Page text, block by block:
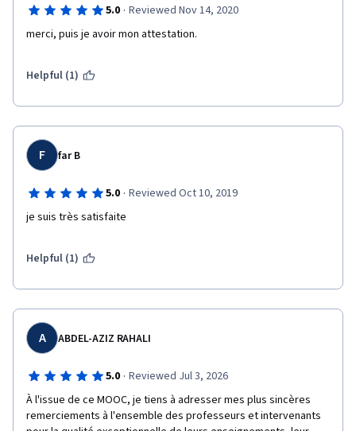
5.0 · Reviewed Nov 14, 2020
merci, puis je avoir mon attestation.
Helpful (1)
F far B
5.0 · Reviewed Oct 10, 2019
je suis très satisfaite
Helpful (1)
A ABDEL-AZIZ RAHALI
5.0 · Reviewed Jul 3, 2026
À l'issue de ce MOOC, je tiens à adresser mes plus sincères
remerciements à l'ensemble des professeurs et intervenants